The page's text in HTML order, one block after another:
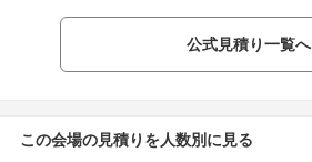
公式見積り一覧へ
この会場の見積りを人数別に見る